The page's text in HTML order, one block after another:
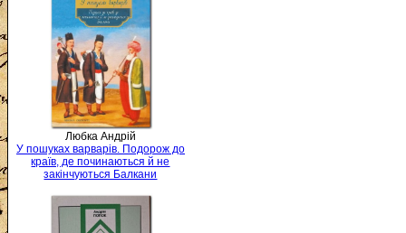
Любка Андрій
У пошуках варварів. Подорож до
країв, де починаються й не
закінчуються Балкани